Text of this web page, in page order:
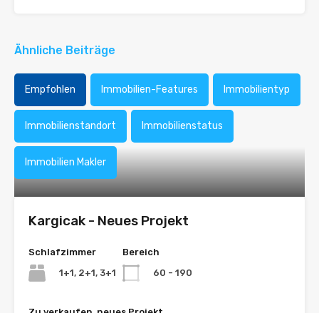
Ähnliche Beiträge
Empfohlen Immobilien-Features Immobilientyp
Immobilienstandort Immobilienstatus
Immobilien Makler
Kargicak - Neues Projekt
Schlafzimmer
1+1, 2+1, 3+1
Bereich
60 - 190